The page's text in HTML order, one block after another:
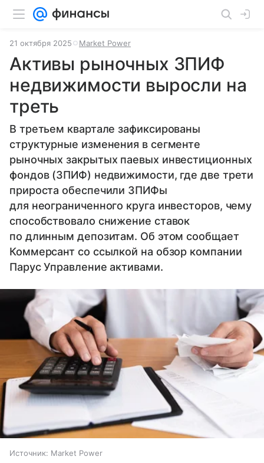
21 октября 2025 Market Power
Активы рыночных ЗПИФ
недвижимости выросли на
треть
В третьем квартале зафиксированы
структурные изменения в сегменте
рыночных закрытых паевых инвестиционных
фондов (ЗПИФ) недвижимости, где две трети
прироста обеспечили ЗПИФы
для неограниченного круга инвесторов, чему
способствовало снижение ставок
по длинным депозитам. Об этом сообщает
Коммерсант со ссылкой на обзор компании
Парус Управление активами.
Источник: Market Power